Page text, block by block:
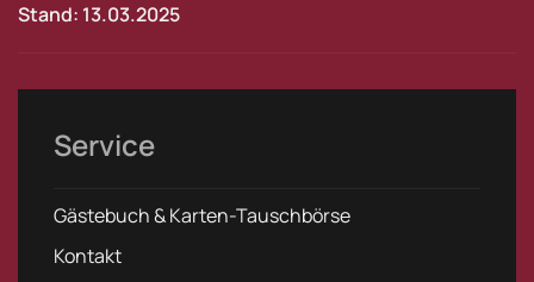
Stand: 13.03.2025
Service
Gästebuch & Karten-Tauschbörse
Kontakt